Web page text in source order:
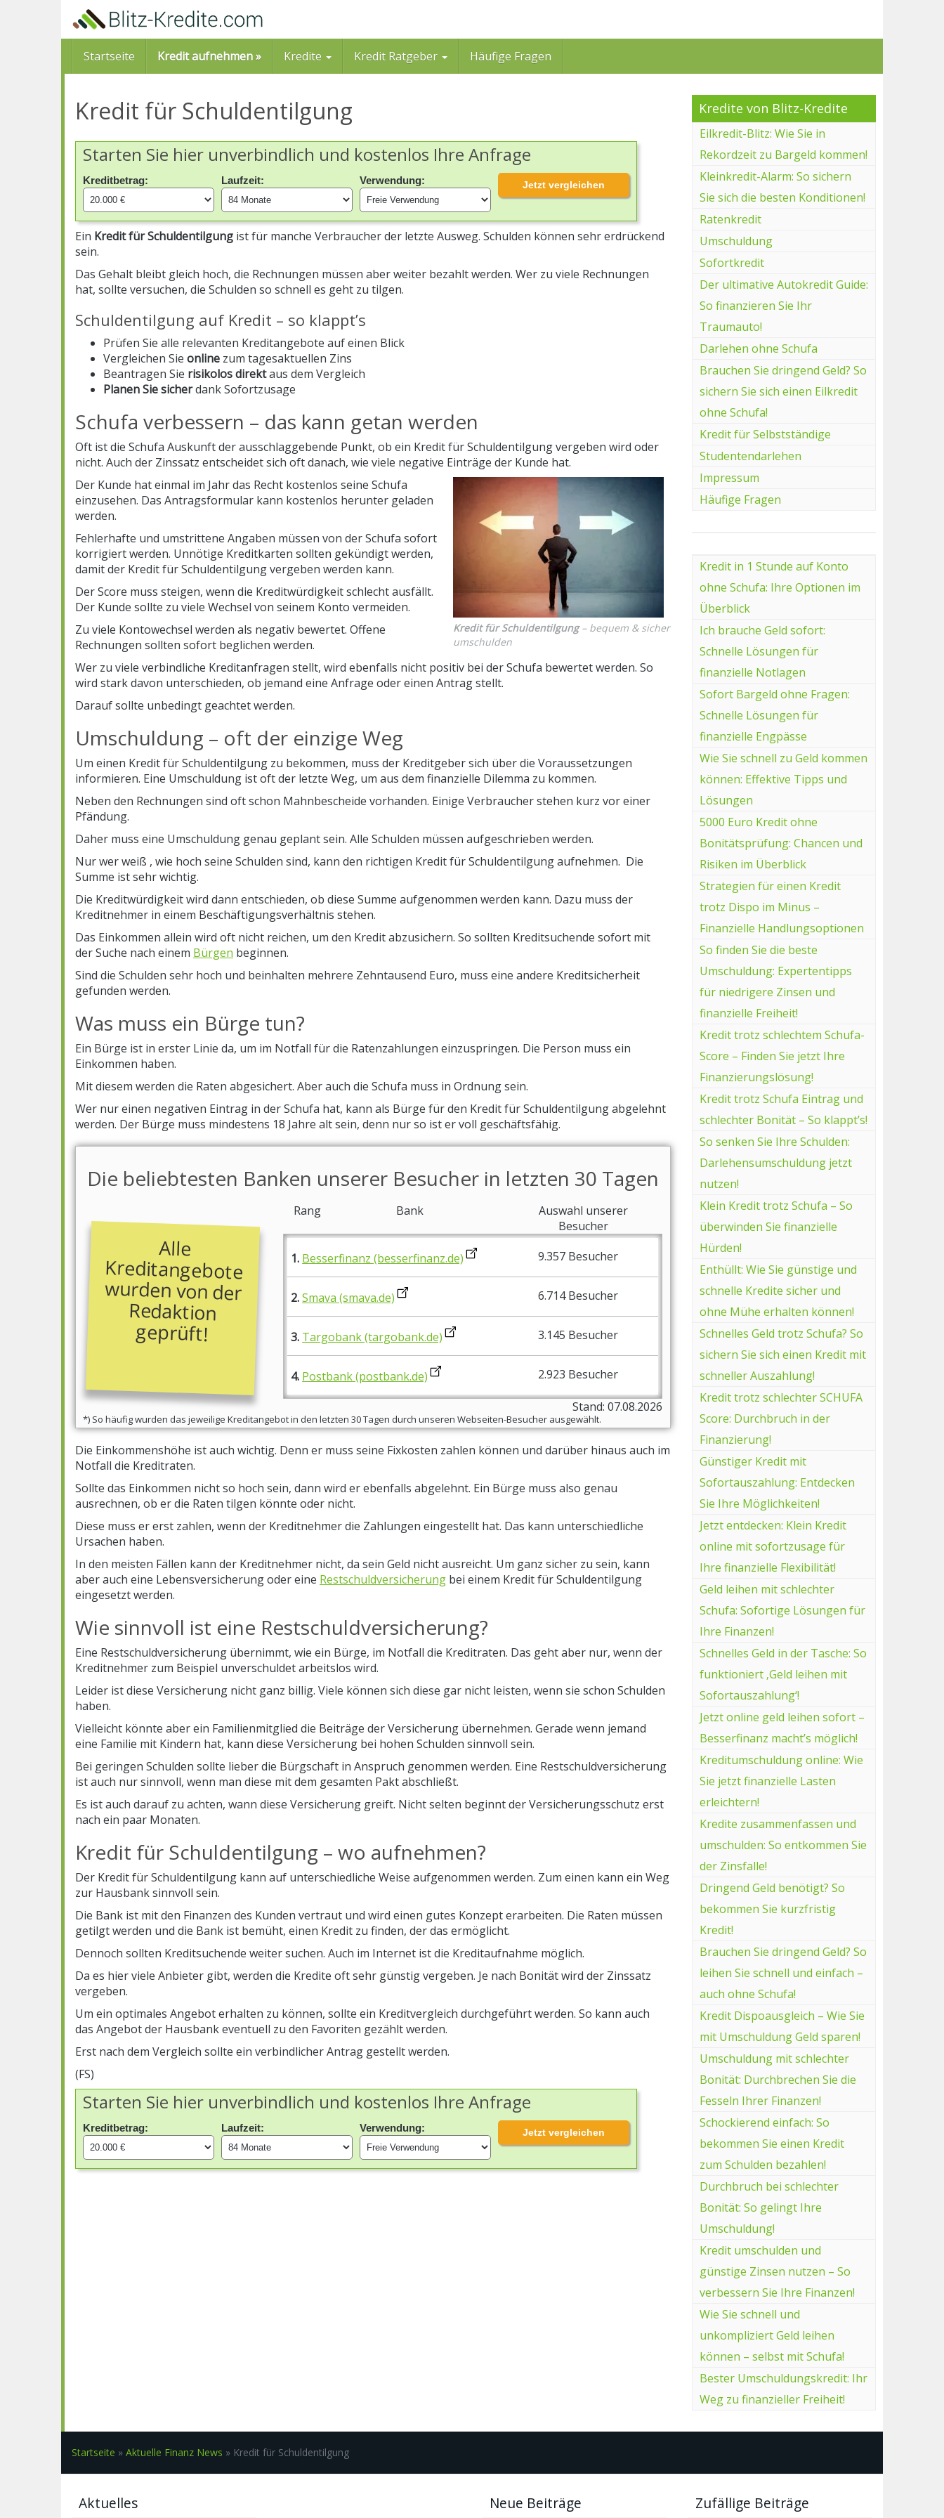
Startseite Kredit aufnehmen » Kredite Kredit Ratgeber Häufige Fragen
Kredit für Schuldentilgung
Starten Sie hier unverbindlich und kostenlos Ihre Anfrage
Kreditbetrag: Laufzeit: Verwendung: Jetzt vergleichen
Ein Kredit für Schuldentilgung ist für manche Verbraucher der letzte Ausweg. Schulden können sehr erdrückend
sein.
Das Gehalt bleibt gleich hoch, die Rechnungen müssen aber weiter bezahlt werden. Wer zu viele Rechnungen
hat, sollte versuchen, die Schulden so schnell es geht zu tilgen.
Schuldentilgung auf Kredit – so klappt’s
Prüfen Sie alle relevanten Kreditangebote auf einen Blick
Vergleichen Sie online zum tagesaktuellen Zins
Beantragen Sie risikolos direktaus dem Vergleich
Planen Sie sicherdank Sofortzusage
Schufa verbessern – das kann getan werden
Oft ist die Schufa Auskunft der ausschlaggebende Punkt, ob ein Kredit für Schuldentilgung vergeben wird oder
nicht. Auch der Zinssatz entscheidet sich oft danach, wie viele negative Einträge der Kunde hat.
Kredit für Schuldentilgung– bequem & sicher
umschulden
Der Kunde hat einmal im Jahr das Recht kostenlos seine Schufa
einzusehen. Das Antragsformular kann kostenlos herunter geladen
werden.
Fehlerhafte und umstrittene Angaben müssen von der Schufa sofort
korrigiert werden. Unnötige Kreditkarten sollten gekündigt werden,
damit der Kredit für Schuldentilgung vergeben werden kann.
Der Score muss steigen, wenn die Kreditwürdigkeit schlecht ausfällt.
Der Kunde sollte zu viele Wechsel von seinem Konto vermeiden.
Zu viele Kontowechsel werden als negativ bewertet. Offene
Rechnungen sollten sofort beglichen werden.
Wer zu viele verbindliche Kreditanfragen stellt, wird ebenfalls nicht positiv bei der Schufa bewertet werden. So
wird stark davon unterschieden, ob jemand eine Anfrage oder einen Antrag stellt.
Darauf sollte unbedingt geachtet werden.
Umschuldung – oft der einzige Weg
Um einen Kredit für Schuldentilgung zu bekommen, muss der Kreditgeber sich über die Voraussetzungen
informieren. Eine Umschuldung ist oft der letzte Weg, um aus dem finanzielle Dilemma zu kommen.
Neben den Rechnungen sind oft schon Mahnbescheide vorhanden. Einige Verbraucher stehen kurz vor einer
Pfändung.
Daher muss eine Umschuldung genau geplant sein. Alle Schulden müssen aufgeschrieben werden.
Nur wer weiß , wie hoch seine Schulden sind, kann den richtigen Kredit für Schuldentilgung aufnehmen. Die
Summe ist sehr wichtig.
Die Kreditwürdigkeit wird dann entschieden, ob diese Summe aufgenommen werden kann. Dazu muss der
Kreditnehmer in einem Beschäftigungsverhältnis stehen.
Das Einkommen allein wird oft nicht reichen, um den Kredit abzusichern. So sollten Kreditsuchende sofort mit
der Suche nach einem Bürgen beginnen.
Sind die Schulden sehr hoch und beinhalten mehrere Zehntausend Euro, muss eine andere Kreditsicherheit
gefunden werden.
Was muss ein Bürge tun?
Ein Bürge ist in erster Linie da, um im Notfall für die Ratenzahlungen einzuspringen. Die Person muss ein
Einkommen haben.
Mit diesem werden die Raten abgesichert. Aber auch die Schufa muss in Ordnung sein.
Wer nur einen negativen Eintrag in der Schufa hat, kann als Bürge für den Kredit für Schuldentilgung abgelehnt
werden. Der Bürge muss mindestens 18 Jahre alt sein, denn nur so ist er voll geschäftsfähig.
Die beliebtesten Banken unserer Besucher in letzten 30 Tagen
Alle
Kreditangebote
wurden von der
Redaktion
geprüft!
Rang Bank
Auswahl unserer
Besucher
1. Besserfinanz (besserfinanz.de) 9.357 Besucher
2.Smava (smava.de) 6.714 Besucher
3. Targobank (targobank.de) 3.145 Besucher
4. Postbank (postbank.de) 2.923 Besucher
Stand: 07.08.2026
*) So häufig wurden das jeweilige Kreditangebot in den letzten 30 Tagen durch unseren Webseiten-Besucher ausgewählt.
Die Einkommenshöhe ist auch wichtig. Denn er muss seine Fixkosten zahlen können und darüber hinaus auch im
Notfall die Kreditraten.
Sollte das Einkommen nicht so hoch sein, dann wird er ebenfalls abgelehnt. Ein Bürge muss also genau
ausrechnen, ob er die Raten tilgen könnte oder nicht.
Diese muss er erst zahlen, wenn der Kreditnehmer die Zahlungen eingestellt hat. Das kann unterschiedliche
Ursachen haben.
In den meisten Fällen kann der Kreditnehmer nicht, da sein Geld nicht ausreicht. Um ganz sicher zu sein, kann
aber auch eine Lebensversicherung oder eine Restschuldversicherung bei einem Kredit für Schuldentilgung
eingesetzt werden.
Wie sinnvoll ist eine Restschuldversicherung?
Eine Restschuldversicherung übernimmt, wie ein Bürge, im Notfall die Kreditraten. Das geht aber nur, wenn der
Kreditnehmer zum Beispiel unverschuldet arbeitslos wird.
Leider ist diese Versicherung nicht ganz billig. Viele können sich diese gar nicht leisten, wenn sie schon Schulden
haben.
Vielleicht könnte aber ein Familienmitglied die Beiträge der Versicherung übernehmen. Gerade wenn jemand
eine Familie mit Kindern hat, kann diese Versicherung bei hohen Schulden sinnvoll sein.
Bei geringen Schulden sollte lieber die Bürgschaft in Anspruch genommen werden. Eine Restschuldversicherung
ist auch nur sinnvoll, wenn man diese mit dem gesamten Pakt abschließt.
Es ist auch darauf zu achten, wann diese Versicherung greift. Nicht selten beginnt der Versicherungsschutz erst
nach ein paar Monaten.
Kredit für Schuldentilgung – wo aufnehmen?
Der Kredit für Schuldentilgung kann auf unterschiedliche Weise aufgenommen werden. Zum einen kann ein Weg
zur Hausbank sinnvoll sein.
Die Bank ist mit den Finanzen des Kunden vertraut und wird einen gutes Konzept erarbeiten. Die Raten müssen
getilgt werden und die Bank ist bemüht, einen Kredit zu finden, der das ermöglicht.
Dennoch sollten Kreditsuchende weiter suchen. Auch im Internet ist die Kreditaufnahme möglich.
Da es hier viele Anbieter gibt, werden die Kredite oft sehr günstig vergeben. Je nach Bonität wird der Zinssatz
vergeben.
Um ein optimales Angebot erhalten zu können, sollte ein Kreditvergleich durchgeführt werden. So kann auch
das Angebot der Hausbank eventuell zu den Favoriten gezählt werden.
Erst nach dem Vergleich sollte ein verbindlicher Antrag gestellt werden.
(FS)
Starten Sie hier unverbindlich und kostenlos Ihre Anfrage
Kreditbetrag: Laufzeit: Verwendung: Jetzt vergleichen
Kredite von Blitz-Kredite
Eilkredit-Blitz: Wie Sie in
Rekordzeit zu Bargeld kommen!
Kleinkredit-Alarm: So sichern
Sie sich die besten Konditionen!
Ratenkredit
Umschuldung
Sofortkredit
Der ultimative Autokredit Guide:
So finanzieren Sie Ihr
Traumauto!
Darlehen ohne Schufa
Brauchen Sie dringend Geld? So
sichern Sie sich einen Eilkredit
ohne Schufa!
Kredit für Selbstständige
Studentendarlehen
Impressum
Häufige Fragen
Kredit in 1 Stunde auf Konto
ohne Schufa: Ihre Optionen im
Überblick
Ich brauche Geld sofort:
Schnelle Lösungen für
finanzielle Notlagen
Sofort Bargeld ohne Fragen:
Schnelle Lösungen für
finanzielle Engpässe
Wie Sie schnell zu Geld kommen
können: Effektive Tipps und
Lösungen
5000 Euro Kredit ohne
Bonitätsprüfung: Chancen und
Risiken im Überblick
Strategien für einen Kredit
trotz Dispo im Minus –
Finanzielle Handlungsoptionen
So finden Sie die beste
Umschuldung: Expertentipps
für niedrigere Zinsen und
finanzielle Freiheit!
Kredit trotz schlechtem Schufa-
Score – Finden Sie jetzt Ihre
Finanzierungslösung!
Kredit trotz Schufa Eintrag und
schlechter Bonität – So klappt’s!
So senken Sie Ihre Schulden:
Darlehensumschuldung jetzt
nutzen!
Klein Kredit trotz Schufa – So
überwinden Sie finanzielle
Hürden!
Enthüllt: Wie Sie günstige und
schnelle Kredite sicher und
ohne Mühe erhalten können!
Schnelles Geld trotz Schufa? So
sichern Sie sich einen Kredit mit
schneller Auszahlung!
Kredit trotz schlechter SCHUFA
Score: Durchbruch in der
Finanzierung!
Günstiger Kredit mit
Sofortauszahlung: Entdecken
Sie Ihre Möglichkeiten!
Jetzt entdecken: Klein Kredit
online mit sofortzusage für
Ihre finanzielle Flexibilität!
Geld leihen mit schlechter
Schufa: Sofortige Lösungen für
Ihre Finanzen!
Schnelles Geld in der Tasche: So
funktioniert ‚Geld leihen mit
Sofortauszahlung‘!
Jetzt online geld leihen sofort –
Besserfinanz macht’s möglich!
Kreditumschuldung online: Wie
Sie jetzt finanzielle Lasten
erleichtern!
Kredite zusammenfassen und
umschulden: So entkommen Sie
der Zinsfalle!
Dringend Geld benötigt? So
bekommen Sie kurzfristig
Kredit!
Brauchen Sie dringend Geld? So
leihen Sie schnell und einfach –
auch ohne Schufa!
Kredit Dispoausgleich – Wie Sie
mit Umschuldung Geld sparen!
Umschuldung mit schlechter
Bonität: Durchbrechen Sie die
Fesseln Ihrer Finanzen!
Schockierend einfach: So
bekommen Sie einen Kredit
zum Schulden bezahlen!
Durchbruch bei schlechter
Bonität: So gelingt Ihre
Umschuldung!
Kredit umschulden und
günstige Zinsen nutzen – So
verbessern Sie Ihre Finanzen!
Wie Sie schnell und
unkompliziert Geld leihen
können – selbst mit Schufa!
Bester Umschuldungskredit: Ihr
Weg zu finanzieller Freiheit!
Startseite » Aktuelle Finanz News » Kredit für Schuldentilgung
Aktuelles Neue Beiträge Zufällige Beiträge